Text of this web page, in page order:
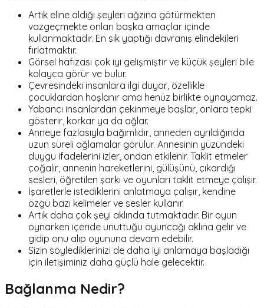
Artık eline aldığı şeyleri ağzına götürmekten
vazgeçmekte onları başka amaçlar içinde
kullanmaktadır. En sık yaptığı davranış elindekileri
fırlatmaktır.
Görsel hafızası çok iyi gelişmiştir ve küçük şeyleri bile
kolayca görür ve bulur.
Çevresindeki insanlara ilgi duyar, özellikle
çocuklardan hoşlanır ama henüz birlikte oynayamaz.
Yabancı insanlardan çekinmeye başlar, onlara tepki
gösterir, korkar ya da ağlar.
Anneye fazlasıyla bağımlıdır, anneden ayrıldığında
uzun süreli ağlamalar görülür. Annesinin yüzündeki
duygu ifadelerini izler, ondan etkilenir. Taklit etmeler
çoğalır, annenin hareketlerini, gülüşünü, çıkardığı
sesleri, öğretilen şarkı ve oyunları taklit etmeye çalışır.
İşaretlerle istediklerini anlatmaya çalışır, kendine
özgü bazı kelimeler ve sesler kullanır.
Artık daha çok şeyi aklında tutmaktadır. Bir oyun
oynarken içeride unuttuğu oyuncağı aklına gelir ve
gidip onu alıp oyununa devam edebilir.
Sizin söylediklerinizi de daha iyi anlamaya başladığı
için iletişiminiz daha güçlü hale gelecektir.
Bağlanma Nedir?